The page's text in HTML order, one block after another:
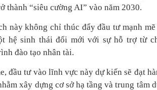
thành “siêu cường AI” vào năm 2030.
này không chỉ thúc đẩy đầu tư mạnh
hệ sinh thái đổi mới với sự hỗ trợ từ
đào tạo nhân tài.
đầu tư vào lĩnh vực này dự kiến sẽ đạt
xây dựng cơ sở hạ tầng và trung tâm